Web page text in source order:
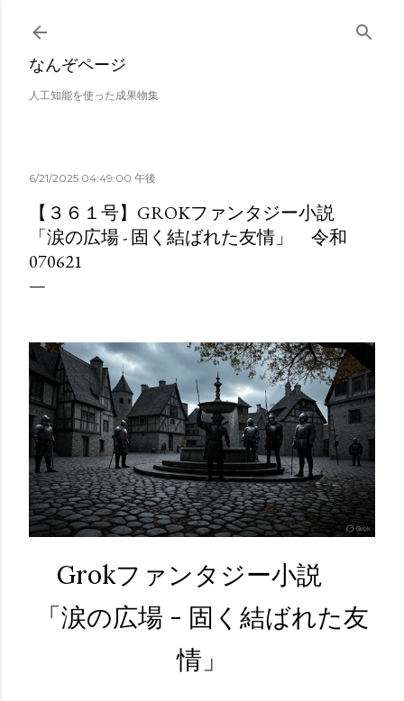
スキップしてメイン コンテンツに移動
なんぞページ
人工知能を使った成果物集
6/21/2025 04:49:00 午後
【３６１号】GROKファンタジー小説
「涙の広場 - 固く結ばれた友情」 令和
070621
Grokファンタジー小説
「涙の広場 - 固く結ばれた友
情」